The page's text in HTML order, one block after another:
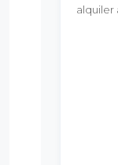
alquiler